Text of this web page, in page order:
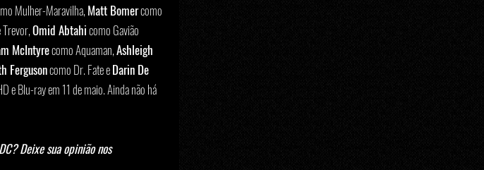
Mulher-Maravilha, Matt Bomer como
Omid Abtahi como Gavião
McIntyre como Aquaman, Ashleigh
Ferguson como Dr. Fate e Darin De
e Blu-ray em 11 de maio. Ainda não há
Deixe sua opinião nos